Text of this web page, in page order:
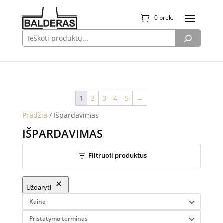
0 prek.
Pradžia / Išpardavimas
IŠPARDAVIMAS
Filtruoti produktus
Uždaryti
Kaina
Pristatymo terminas
1 2 3 4 5 →